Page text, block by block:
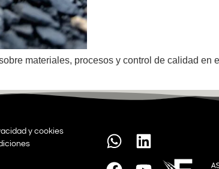
materiales, procesos y control de calidad en
y cookies